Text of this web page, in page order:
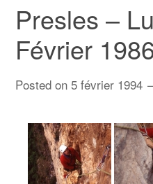
Presles –
Février
Posted on 5 février 1994